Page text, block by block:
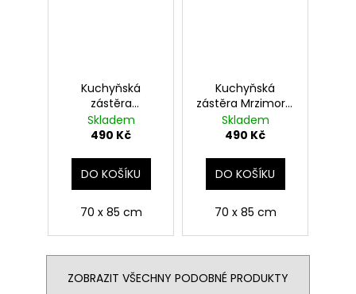
Kuchyňská
zástěra
Havraspár - erb,
Harry Potter
Skladem
490 Kč
DO KOŠÍKU
70 x 85 cm
Kuchyňská
zástěra Mrzimor -
erb, Harry Potter
Skladem
490 Kč
DO KOŠÍKU
70 x 85 cm
ZOBRAZIT VŠECHNY PODOBNÉ PRODUKTY